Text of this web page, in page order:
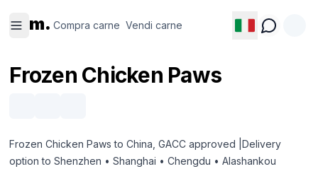
m. Compra carne Vendi carne
carne
carne
Frozen Chicken Paws
Frozen Chicken Paws to China, GACC approved |Delivery
option to Shenzhen • Shanghai • Chengdu • Alashankou